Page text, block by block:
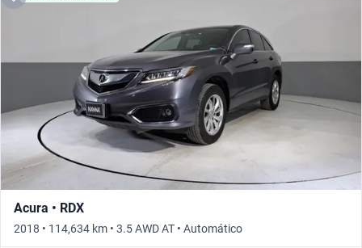
Acura • RDX
2018 • 114,634 km • 3.5 AWD AT • Automático